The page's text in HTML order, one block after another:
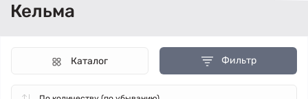
Кельма
Фильтр
Каталог